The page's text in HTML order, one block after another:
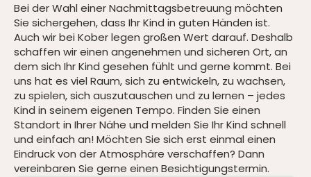
Bei der Wahl einer Nachmittagsbetreuung möchten
Sie sichergehen, dass Ihr Kind in guten Händen ist.
Auch wir bei Kober legen großen Wert darauf. Deshalb
schaffen wir einen angenehmen und sicheren Ort, an
dem sich Ihr Kind gesehen fühlt und gerne kommt. Bei
uns hat es viel Raum, sich zu entwickeln, zu wachsen,
zu spielen, sich auszutauschen und zu lernen – jedes
Kind in seinem eigenen Tempo. Finden Sie einen
Standort in Ihrer Nähe und melden Sie Ihr Kind schnell
und einfach an! Möchten Sie sich erst einmal einen
Eindruck von der Atmosphäre verschaffen? Dann
vereinbaren Sie gerne einen Besichtigungstermin.